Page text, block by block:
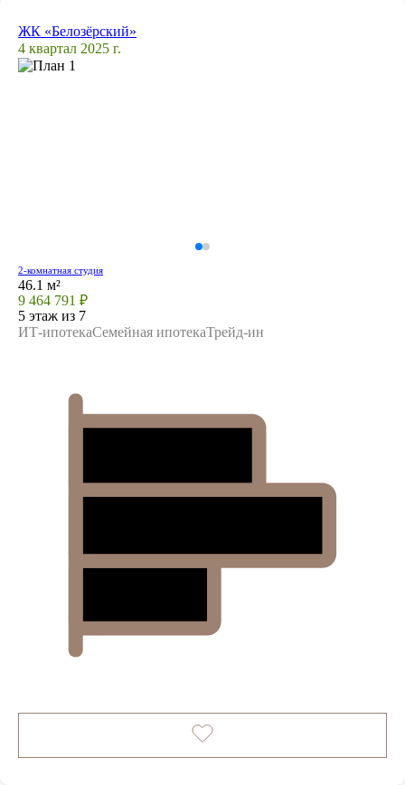
ЖК «Белозёрский»
4 квартал 2025 г.
2-комнатная студия
46.1 м²
9 464 791 ₽
5 этаж из 7
ИТ-ипотекаСемейная ипотекаТрейд-ин